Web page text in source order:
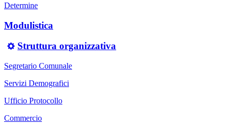
Determine
Modulistica
Struttura organizzativa
Segretario Comunale
Servizi Demografici
Ufficio Protocollo
Commercio